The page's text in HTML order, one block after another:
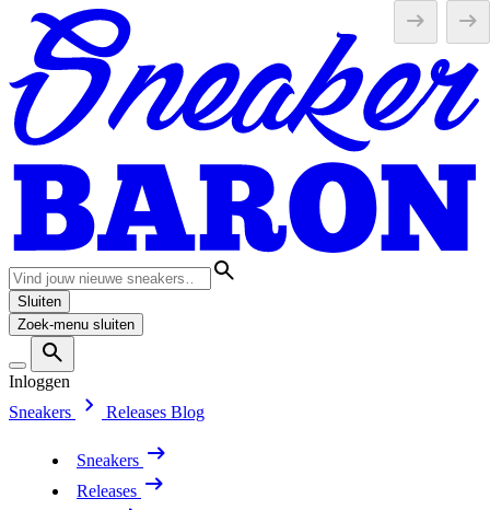
Sluiten
Zoek-menu sluiten
Inloggen
Sneakers
Releases Blog
Sneakers
Releases